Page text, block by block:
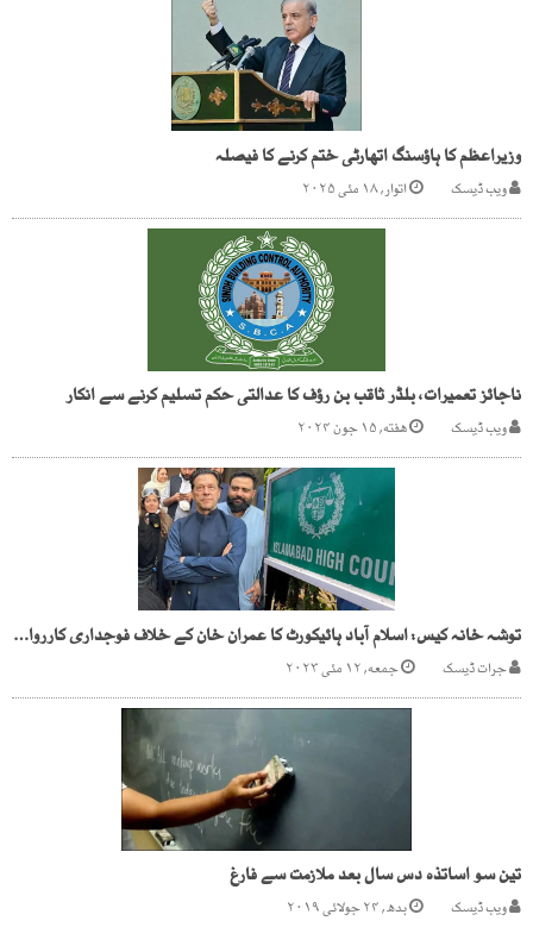
وزیراعظم کا ہاؤسنگ اتھارٹی ختم کرنے کا فیصلہ
ویب ڈیسک اتوار, ۱۸ مئی ۲۰۲۵
ناجائز تعمیرات، بلڈر ثاقب بن رؤف کا عدالتی حکم تسلیم کرنے سے انکار
ویب ڈیسک هفته, ۱۵ جون ۲۰۲۴
توشہ خانہ کیس: اسلام آباد ہائیکورٹ کا عمران خان کے خلاف فوجداری کارروائی پر حکم امتناع
جرات ڈیسک جمعه, ۱۲ مئی ۲۰۲۳
تین سو اساتذہ دس سال بعد ملازمت سے فارغ
ویب ڈیسک بدھ, ۲۴ جولائی ۲۰۱۹